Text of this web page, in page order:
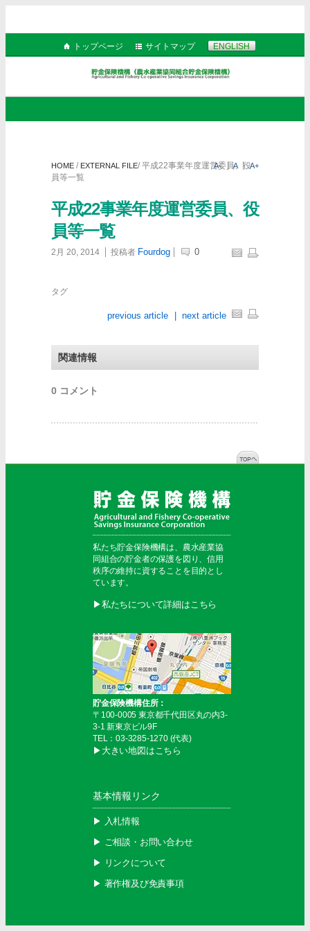
トップページ サイトマップ ENGLISH
HOME / EXTERNAL FILE/平成22事業年度運営委員、役
員等一覧
平成22事業年度運営委員、役
員等一覧
2月 20, 2014 投稿者 Fourdog 0
タグ
previous article next article
関連情報
0 コメント
A- A A+
私たち貯金保険機構は、農水産業協
同組合の貯金者の保護を図り、信用
秩序の維持に資することを目的とし
ています。
▶︎私たちについて詳細はこちら
貯金保険機構住所：
〒100-0005 東京都千代田区丸の内3-
3-1 新東京ビル9F
TEL：03-3285-1270 (代表)
▶︎大きい地図はこちら
基本情報リンク
▶︎ 入札情報
▶︎ ご相談・お問い合わせ
▶︎ リンクについて
▶︎ 著作権及び免責事項